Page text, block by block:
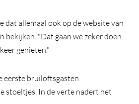
dat allemaal ook op de website van
bekijken. "Dat gaan we zeker doen.
genieten."
eerste bruiloftsgasten
stoeltjes. In de verte nadert het